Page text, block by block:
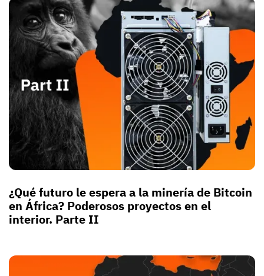
¿Qué futuro le espera a la minería de Bitcoin
en África? Poderosos proyectos en el
interior. Parte II